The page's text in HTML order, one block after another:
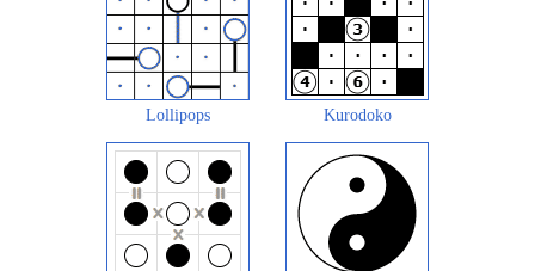
Lollipops Kurodoko